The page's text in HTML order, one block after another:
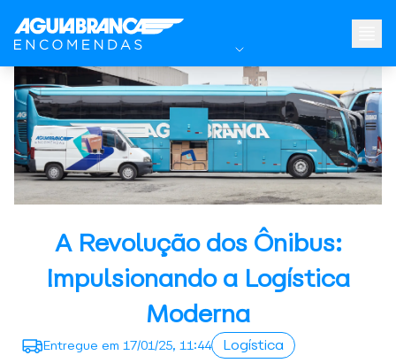
A Revolução dos Ônibus:
Impulsionando a Logística
Moderna
Entregue em 17/01/25, 11:44
Logística